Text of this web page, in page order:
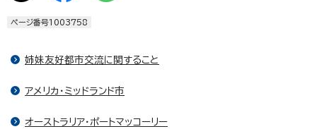
ページ番号1003758
姉妹友好都市交流に関すること
アメリカ・ミッドランド市
オーストラリア・ポートマッコーリー